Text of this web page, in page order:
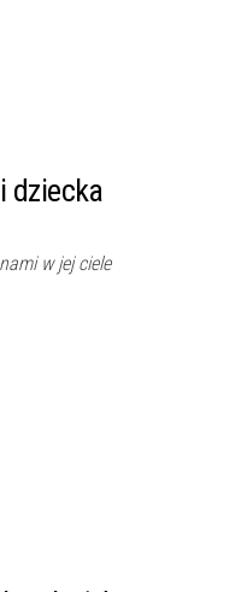
dziecka
w jej ciele